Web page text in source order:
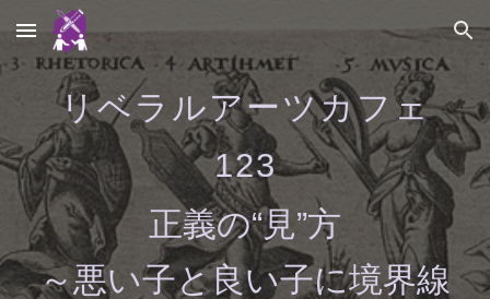
Skip to main content Skip to navigation
リベラルアーツカフェ
123
正義の“見”方
～悪い子と良い子に境界線